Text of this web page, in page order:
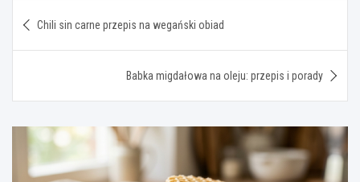
wpisu
Chili sin carne przepis na wegański obiad
Babka migdałowa na oleju: przepis i porady